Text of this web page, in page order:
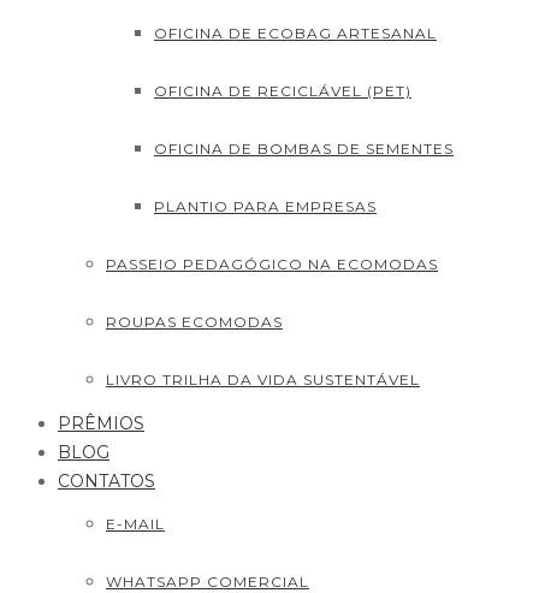
OFICINA DE ECOBAG ARTESANAL
OFICINA DE RECICLÁVEL (PET)
OFICINA DE BOMBAS DE SEMENTES
PLANTIO PARA EMPRESAS
PASSEIO PEDAGÓGICO NA ECOMODAS
ROUPAS ECOMODAS
LIVRO TRILHA DA VIDA SUSTENTÁVEL
PRÊMIOS
BLOG
CONTATOS
E-MAIL
WHATSAPP COMERCIAL